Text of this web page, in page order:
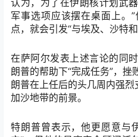
军事选项应该摆在桌面上。
点，就会引发“与埃及、沙特
在萨阿尔发表上述言论的同
朗普的帮助下“完成任务”，
朗普在上任后的头几周内强烈
加沙地带的前景。
特朗普曾表示，他更愿意与